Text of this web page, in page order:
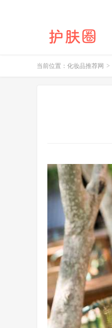
当前位置： 化妆品推荐网 >